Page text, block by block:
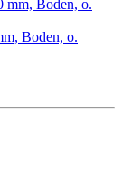
Boden, o.